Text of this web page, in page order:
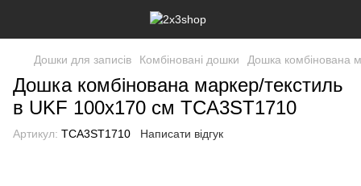
Дошки для записів Комбіновані дошки Дошка комбінована
Дошка комбінована маркер/текстиль
в UKF 100х170 см TCA3ST1710
Артикул: TCA3ST1710 Написати відгук